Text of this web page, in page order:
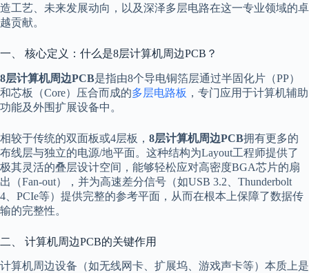
造工艺、未来发展动向，以及深泽多层电路在这一专业领域的卓
越贡献。
一、 核心定义：什么是8层计算机周边PCB？
8层计算机周边PCB是指由8个导电铜箔层通过半固化片（PP）
和芯板（Core）压合而成的多层电路板 ，专门应用于计算机辅助
功能及外围扩展设备中。
相较于传统的双面板或4层板， 8层计算机周边PCB拥有更多的
布线层与独立的电源/地平面。这种结构为Layout工程师提供了
极其灵活的叠层设计空间，能够轻松应对高密度BGA芯片的扇
出（Fan-out），并为高速差分信号（如USB 3.2、Thunderbolt
4、PCIe等）提供完整的参考平面，从而在根本上保障了数据传
输的完整性。
二、 计算机周边PCB的关键作用
计算机周边设备（如无线网卡、扩展坞、游戏声卡等）本质上是